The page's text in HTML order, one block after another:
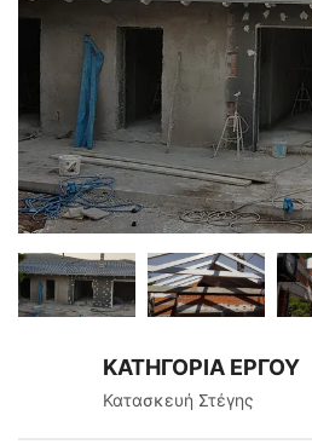
ΚΑΤΗΓΟΡΙΑ ΕΡΓΟΥ
Κατασκευή Στέγης